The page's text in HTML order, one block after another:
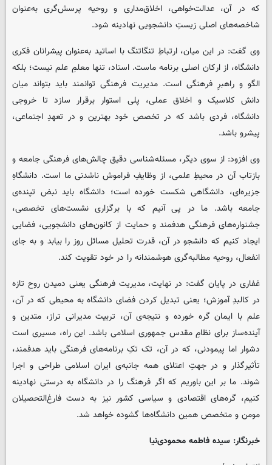
که در آن، عدالت‌خواهی، اخلاق‌مداری و روحیه پرسش‌گری به‌عنوان
شاخصه‌های اصلی زیستِ دانشجویی نهادینه شود.
وی گفت: در این میان، ارتباطِ تنگاتنگ با اساتید به‌عنوان پیشرانان فکری
دانشگاه، از ارکان اصلی برنامه ماست. استاد، تنها معلمِ علم نیست؛ بلکه
الگو و راهبرِ فرهنگی است. مدیریت فرهنگی توانمند باید بتواند میان
دانش کلاسیک و اخلاق عملی، پلی استوار برقرار سازد تا خروجی
دانشگاه، فردی باشد که در تخصص خود بهترین و در تعهدِ اجتماعی،
پیشرو باشد.
وی افزود: از سوی دیگر، مسئله‌شناسی دقیق چالش‌های فرهنگی جامعه و
بازتاب آن در محیطِ علمی، از وظایفِ فراموش‌ ناشدنی ما است. دانشگاهِ
جزیره‌ای، دانشگاهی شکست‌ خورده است؛ دانشگاه باید نبض تپنده‌ی
جامعه باشد. ما در پی آنیم که با برگزاری نشست‌های تخصصی،
جشنواره‌های فرهنگی هدفمند و حمایت از کانون‌های دانشجویی، فضایی
ایجاد کنیم که دانشجو در آن، قدرت تحلیل مسائل روز را بیابد و به جای
انفعال، روحیه‌ مطالبه‌گری هوشمندانه را در خود تقویت کند.
غفاری در پایان گفت: در نهایت، مدیریت فرهنگی یعنی دمیدن روح تازه
در کالبدِ آموزش؛ یعنی تبدیل‌ کردن فضای دانشگاه به محیطی که در آن،
علم با ایمان گره خورده و نتیجه‌ی آن، تربیت مدیرانی تراز، متدین و
آینده‌ساز برای نظامِ مقدس جمهوری اسلامی باشد. این راه، مسیری است
دشوار اما پیمودنی، که در آن، تک‌ تکِ برنامه‌های فرهنگی باید هدفمند،
تأثیرگذار و در جهتِ اعتلای همه‌ جانبه‌ی ایران اسلامی طراحی و اجرا
شوند. ما بر این باوریم که اگر فرهنگ را در دانشگاه به‌ درستی نهادینه
کنیم، گره‌های اقتصادی و سیاسی کشور نیز به دست فارغ‌التحصیلان
مومن و متخصص همین دانشگاه‌ها گشوده خواهد شد.
خبرنگار: سیده فاطمه محمودی‌نیا